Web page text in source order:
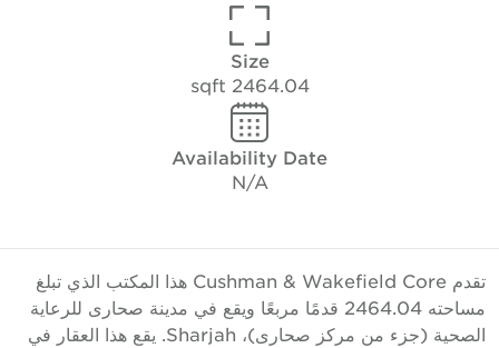
Size
2464.04 sqft
Availability Date
N/A
تقدم Cushman & Wakefield Core هذا المكتب الذي تبلغ
مساحته 2464.04 قدمًا مربعًا ويقع في مدينة صحارى للرعاية
الصحية (جزء من مركز صحارى)، Sharjah. يقع هذا العقار في